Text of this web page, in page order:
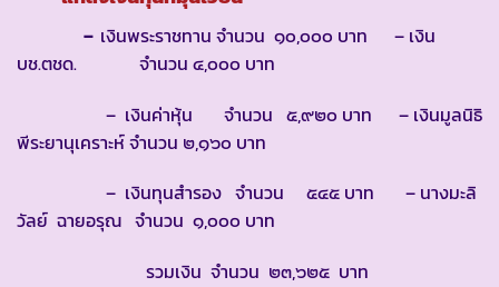
– เงินพระราชทาน จำนวน ๑๐,๐๐๐ บาท – เงิน
บช.ตชด. จำนวน ๔,๐๐๐ บาท
– เงินค่าหุ้น จำนวน ๕,๙๒๐ บาท – เงินมูลนิธิ
พีระยานุเคราะห์ จำนวน ๒,๑๖๐ บาท
– เงินทุนสำรอง จำนวน ๕๔๕ บาท – นางมะลิ
วัลย์ ฉายอรุณ จำนวน ๑,๐๐๐ บาท
รวมเงิน จำนวน ๒๓,๖๒๕ บาท